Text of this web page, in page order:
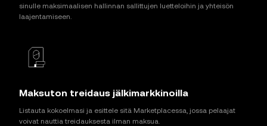
sinulle maksimaalisen hallinnan sallittujen luetteloihin ja yhteisön
laajentamiseen.
Maksuton treidaus jälkimarkkinoilla
Listauta kokoelmasi ja esittele sitä Marketplacessa, jossa pelaajat
voivat nauttia treidauksesta ilman maksua.